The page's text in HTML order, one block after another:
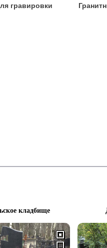
гравировки
кладбище